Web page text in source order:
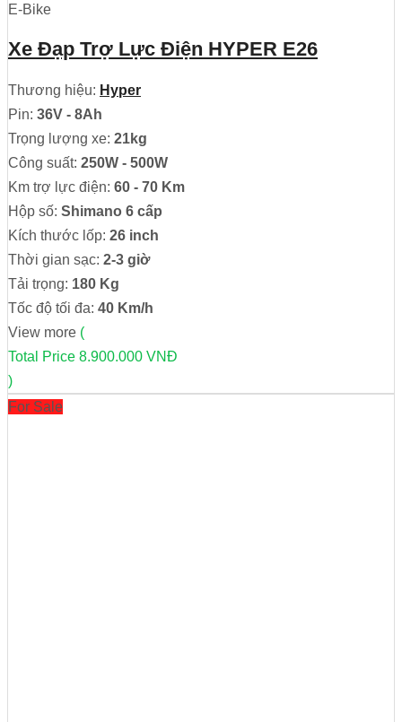
E-Bike
Xe Đạp Trợ Lực Điện HYPER E26
Thương hiệu: Hyper
Pin: 36V - 8Ah
Trọng lượng xe: 21kg
Công suất: 250W - 500W
Km trợ lực điện: 60 - 70 Km
Hộp số: Shimano 6 cấp
Kích thước lốp: 26 inch
Thời gian sạc: 2-3 giờ
Tải trọng: 180 Kg
Tốc độ tối đa: 40 Km/h
View more (
Total Price 8.900.000 VNĐ
)
For Sale